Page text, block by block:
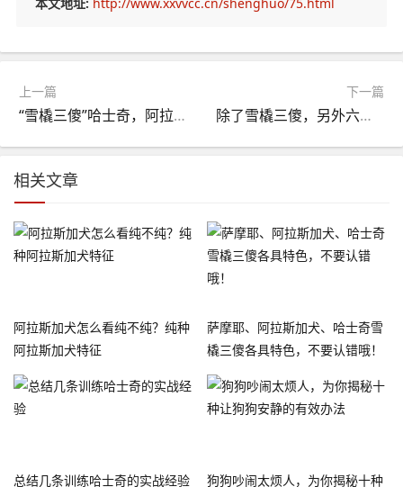
上一篇
“雪橇三傻”哈士奇，阿拉斯加，萨摩耶，哪个最傻？！
下一篇
除了雪橇三傻，另外六种鲜为人知的雪橇犬
相关文章
阿拉斯加犬怎么看纯不纯？纯种
阿拉斯加犬特征
萨摩耶、阿拉斯加犬、哈士奇雪
橇三傻各具特色，不要认错哦！
总结几条训练哈士奇的实战经验 狗狗吵闹太烦人，为你揭秘十种